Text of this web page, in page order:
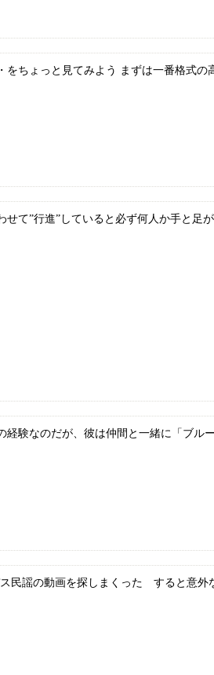
ちょっと見てみよう まずは一番格式の
て”行進”していると必ず何人か手と
験なのだが、彼は仲間と一緒に「ブ
民謡の動画を探しまくった すると意外